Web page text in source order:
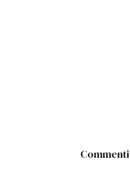
Commenti